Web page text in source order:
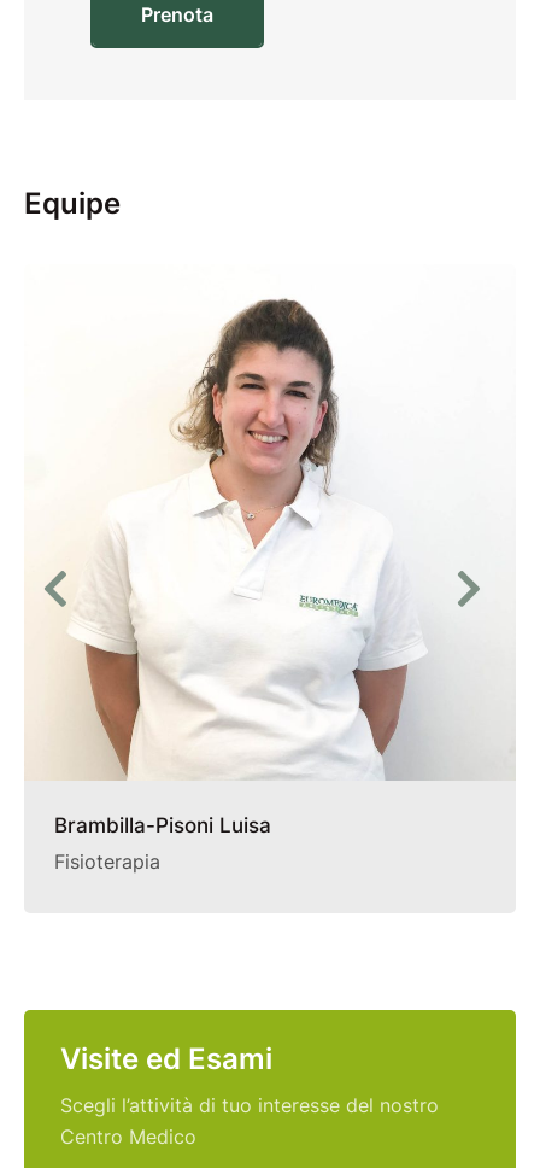
Visite ed Esami
Scegli l’attività di tuo interesse del nostro
Centro Medico
Prenota
Equipe
Brambilla-Pisoni Luisa
Fisioterapia